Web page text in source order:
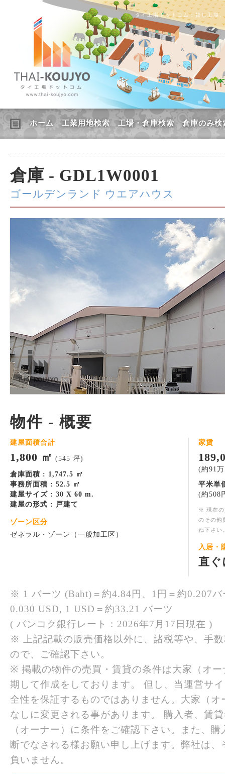
タイ工場ドットコム：貸し工場
ホーム 工業用地検索 工場・倉庫検索 倉庫のみ検
倉庫 - GDL1W0001
ゴールデンランド ウエアハウス
物件 - 概要
建屋面積合計
1,800 ㎡ (545 坪)
倉庫面積 : 1,747.5 ㎡
事務所面積 : 52.5 ㎡
建屋サイズ : 30 X 60 m.
建屋の形式 : 戸建て
ゾーン区分
ゼネラル・ゾーン（一般加工区）
家賃
(約91
平米単
(約508
※ 現在の
のその他
ね下さい
入居・
直ぐ
※ 1 バーツ (Baht)＝約4.84円、1円＝約0.207
0.030 USD, 1 USD＝約33.21 バーツ
( バンコク銀行レート：2026年7月17日現在 )
※ 上記記載の販売価格以外に、諸税等や、手
ので、ご確認下さい。
※ 掲載の物件の売買・賃貸の条件は大家（オ
期して作成をしております。 但し、当運営サ
全性を保証するものではありません。大家（
なしに変更される事があります。 購入者、賃
（オーナー）に条件をご確認下さい。また、
断でなされる様お願い申し上げます。弊社は
負いません。